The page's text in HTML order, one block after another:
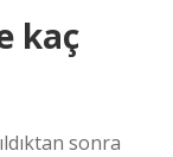
kaç
sonra